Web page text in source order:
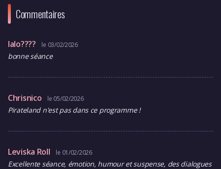
Commentaires
lalo???? le 03/02/2026
bonne séance
Chrisnico le 05/02/2026
Pirateland n'est pas dans ce programme !
Leviska Roll le 01/02/2026
Excellente séance, émotion, humour et suspense, des dialogues